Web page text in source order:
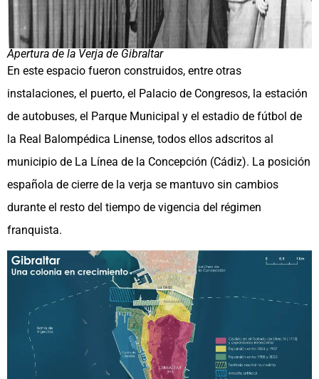
Apertura de la Verja de Gibraltar
En este espacio fueron construidos, entre otras
instalaciones, el puerto, el Palacio de Congresos, la estación
de autobuses, el Parque Municipal y el estadio de fútbol de
la Real Balompédica Linense, todos ellos adscritos al
municipio de La Línea de la Concepción (Cádiz). La posición
española de cierre de la verja se mantuvo sin cambios
durante el resto del tiempo de vigencia del régimen
franquista.